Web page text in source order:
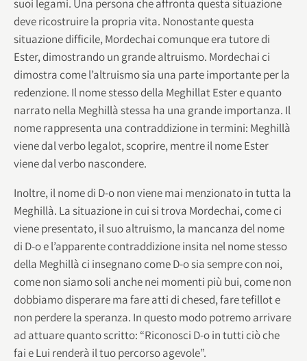
suoi legami. Una persona che affronta questa situazione
deve ricostruire la propria vita. Nonostante questa
situazione difficile, Mordechai comunque era tutore di
Ester, dimostrando un grande altruismo. Mordechai ci
dimostra come l’altruismo sia una parte importante per la
redenzione. Il nome stesso della Meghillat Ester e quanto
narrato nella Meghillà stessa ha una grande importanza. Il
nome rappresenta una contraddizione in termini: Meghillà
viene dal verbo legalot, scoprire, mentre il nome Ester
viene dal verbo nascondere.
Inoltre, il nome di D-o non viene mai menzionato in tutta la
Meghillà. La situazione in cui si trova Mordechai, come ci
viene presentato, il suo altruismo, la mancanza del nome
di D-o e l’apparente contraddizione insita nel nome stesso
della Meghillà ci insegnano come D-o sia sempre con noi,
come non siamo soli anche nei momenti più bui, come non
dobbiamo disperare ma fare atti di chesed, fare tefillot e
non perdere la speranza. In questo modo potremo arrivare
ad attuare quanto scritto: “Riconosci D-o in tutti ciò che
fai e Lui renderà il tuo percorso agevole”.